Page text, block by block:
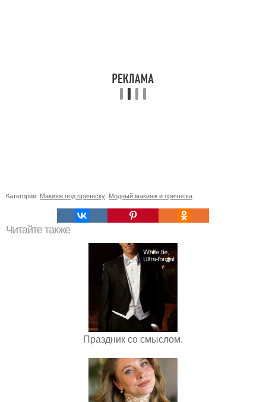
Категории: Макияж под прическу Модный макияж и прическа
Читайте также
Праздник со смыслом.